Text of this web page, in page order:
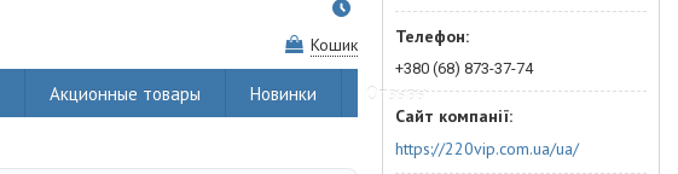
Кошик
Акционные товары Новинки Отзывы
+380 (68) 873-37-74
https://220vip.com.ua/ua/